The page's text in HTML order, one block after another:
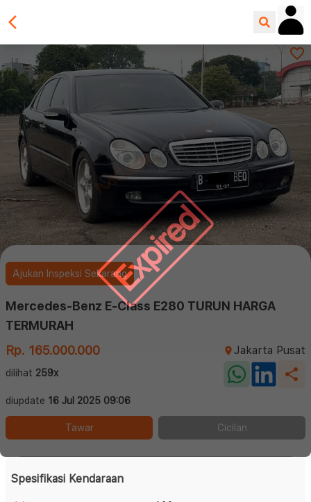
Expired
Ajukan Inspeksi Sekarang
Mercedes-Benz E-Class E280 TURUN HARGA
TERMURAH
Rp. 165.000.000
Jakarta Pusat
dilihat 259x
diupdate 16 Jul 2025 09:06
Tawar Cicilan
Spesifikasi Kendaraan